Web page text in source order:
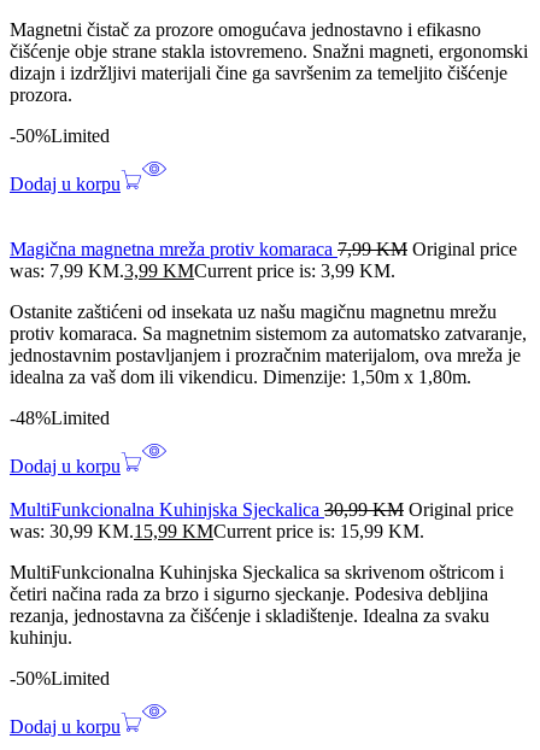
Magnetni čistač za prozore omogućava jednostavno i efikasno
čišćenje obje strane stakla istovremeno. Snažni magneti, ergonomski
dizajn i izdržljivi materijali čine ga savršenim za temeljito čišćenje
prozora.
-50%Limited
Dodaj u korpu
Magična magnetna mreža protiv komaraca 7,99KM Original price
was: 7,99 KM.3,99 KMCurrent price is: 3,99 KM.
Ostanite zaštićeni od insekata uz našu magičnu magnetnu mrežu
protiv komaraca. Sa magnetnim sistemom za automatsko zatvaranje,
jednostavnim postavljanjem i prozračnim materijalom, ova mreža je
idealna za vaš dom ili vikendicu. Dimenzije: 1,50m x 1,80m.
-48%Limited
Dodaj u korpu
MultiFunkcionalna Kuhinjska Sjeckalica 30,99KM Original price
was: 30,99 KM.15,99 KMCurrent price is: 15,99 KM.
MultiFunkcionalna Kuhinjska Sjeckalica sa skrivenom oštricom i
četiri načina rada za brzo i sigurno sjeckanje. Podesiva debljina
rezanja, jednostavna za čišćenje i skladištenje. Idealna za svaku
kuhinju.
-50%Limited
Dodaj u korpu